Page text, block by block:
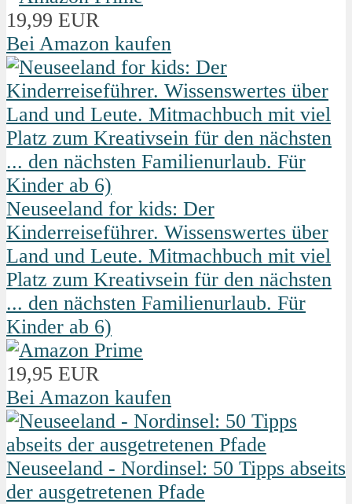
19,99 EUR
Bei Amazon kaufen
Neuseeland for kids: Der
Kinderreiseführer. Wissenswertes über
Land und Leute. Mitmachbuch mit viel
Platz zum Kreativsein für den nächsten
... den nächsten Familienurlaub. Für
Kinder ab 6)
19,95 EUR
Bei Amazon kaufen
Neuseeland - Nordinsel: 50 Tipps abseits
der ausgetretenen Pfade